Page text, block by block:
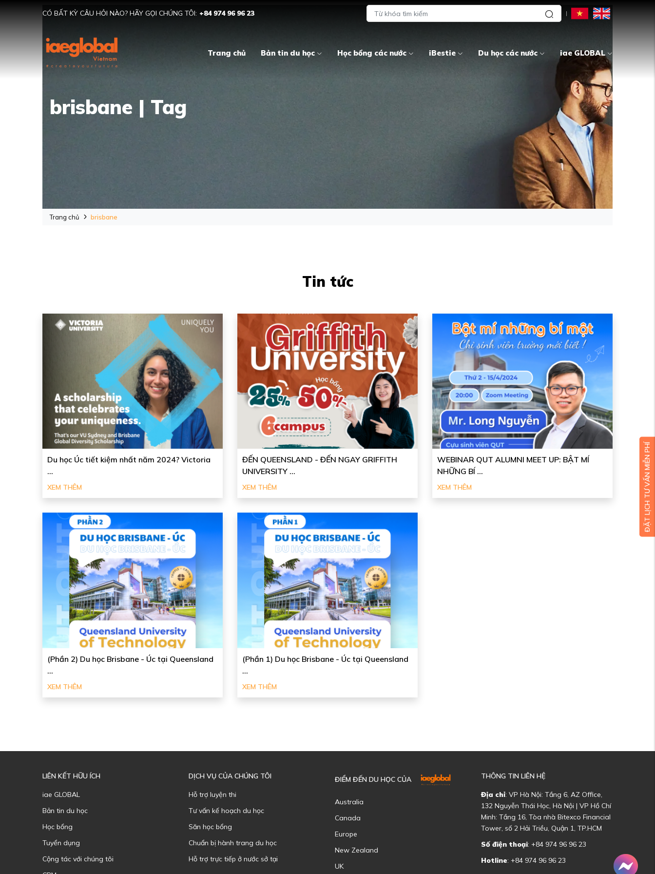
CÓ BẤT KỲ CÂU HỎI NÀO? HÃY GỌI CHÚNG TÔI: +84 974 96 96 23
Trang chủ Bản tin du học Học bổng các nước iBestie Du học các nước iae GLOBAL
brisbane | Tag
Trang chủ brisbane
Tin tức
Du học Úc tiết kiệm nhất năm 2024? Victoria
...
XEM THÊM
ĐẾN QUEENSLAND - ĐẾN NGAY GRIFFITH
UNIVERSITY ...
XEM THÊM
WEBINAR QUT ALUMNI MEET UP: BẬT MÍ
NHỮNG BÍ ...
XEM THÊM
(Phần 2) Du học Brisbane - Úc tại Queensland
...
XEM THÊM
(Phần 1) Du học Brisbane - Úc tại Queensland
...
XEM THÊM
LIÊN KẾT HỮU ÍCH
iae GLOBAL
Bản tin du học
Học bổng
Tuyển dụng
Cộng tác với chúng tôi
DỊCH VỤ CỦA CHÚNG TÔI
Hỗ trợ luyện thi
Tư vấn kế hoạch du học
Săn học bổng
Chuẩn bị hành trang du học
Hỗ trợ trực tiếp ở nước sở tại
ĐIỂM ĐẾN DU HỌC CỦA
Australia
Canada
Europe
New Zealand
UK
THÔNG TIN LIÊN HỆ
Địa chỉ: VP Hà Nội: Tầng 6, AZ Office,
132 Nguyễn Thái Học, Hà Nội | VP Hồ Chí
Minh: Tầng 16, Tòa nhà Bitexco Financial
Tower, số 2 Hải Triều, Quận 1, TP.HCM
Số điện thoại: +84 974 96 96 23
Hotline: +84 974 96 96 23
ĐẶT LỊCH TƯ VẤN MIỄN PHÍ